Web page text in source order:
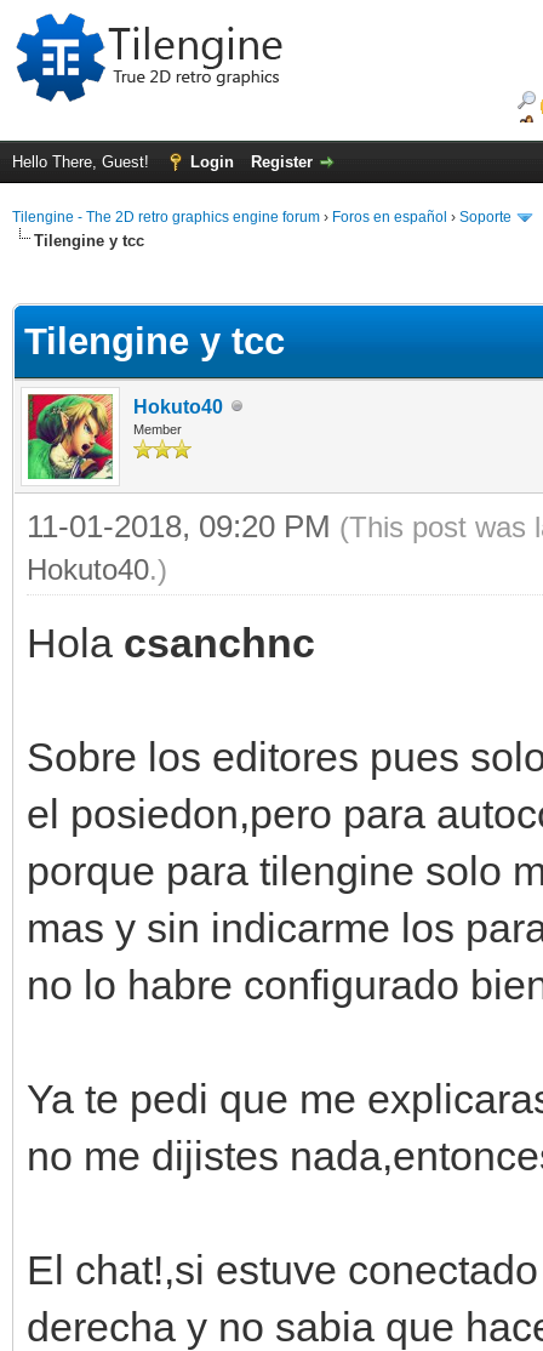
Hello There, Guest! Login Register
Tilengine - The 2D retro graphics engine forum › Foros en español › Soporte
Tilengine y tcc
Tilengine y tcc
Hokuto40
Member
11-01-2018, 09:20 PM (This post was
Hokuto40.)
Hola csanchnc
Sobre los editores pues
el posiedon,pero para
porque para tilengine solo
mas y sin indicarme los
no lo habre configurado
Ya te pedi que me
no me dijistes
El chat!,si estuve
derecha y no sabia que